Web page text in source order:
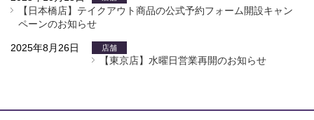
【日本橋店】テイクアウト商品の公式予約フォーム開設キャン
ペーンのお知らせ
2025年8月26日 店舗
【東京店】水曜日営業再開のお知らせ